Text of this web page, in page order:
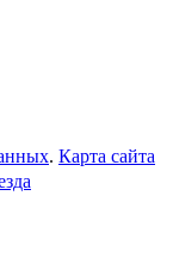
. Карта сайта